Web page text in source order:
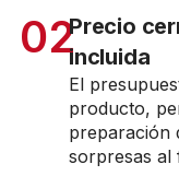
02Precio
incluida
El
producto,
preparación
sorpresas al